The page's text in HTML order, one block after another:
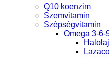
Q10 koenzim
Szemvitamin
Szépségvitamin
Omega 3-6-
Halolaj